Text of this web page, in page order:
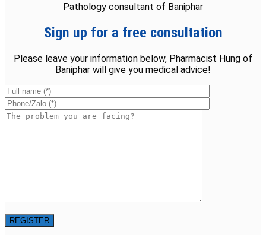
Pathology consultant of Baniphar
Sign up for a free consultation
Please leave your information below, Pharmacist Hung of
Baniphar will give you medical advice!